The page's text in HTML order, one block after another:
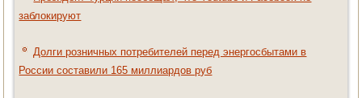
заблокируют
Долги розничных потребителей перед энергосбытами в
России составили 165 миллиардов руб